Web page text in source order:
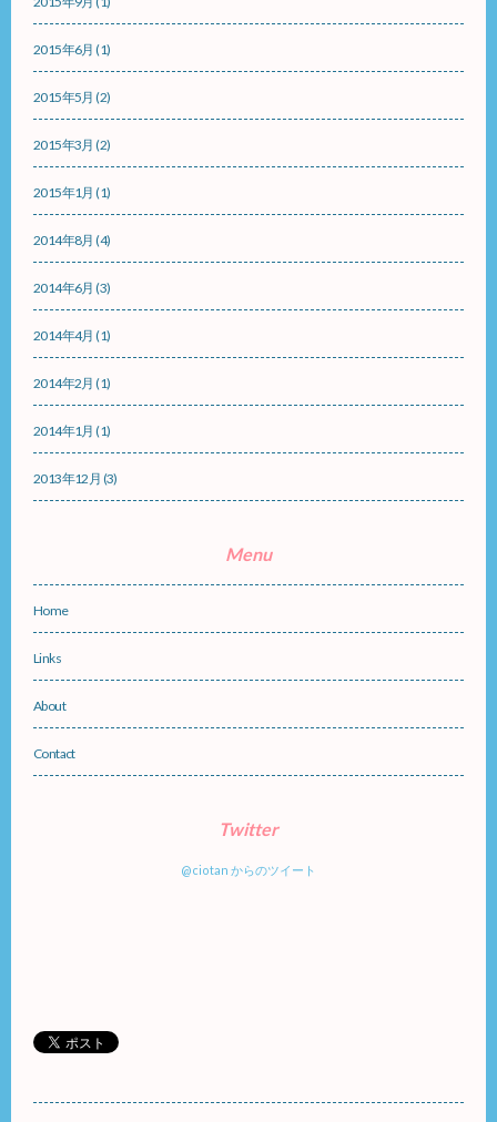
2015年6月 (1)
2015年5月 (2)
2015年3月 (2)
2015年1月 (1)
2014年8月 (4)
2014年6月 (3)
2014年4月 (1)
2014年2月 (1)
2014年1月 (1)
2013年12月 (3)
Menu
Home
Links
About
Contact
Twitter
@ciotan からのツイート